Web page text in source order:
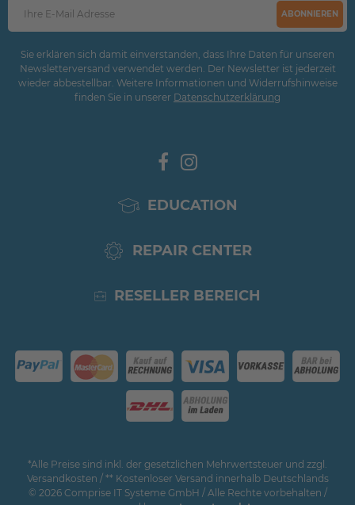
ABONNIEREN
Sie erklären sich damit einverstanden, dass Ihre Daten für unseren
Newsletterversand verwendet werden. Der Newsletter ist jederzeit
wieder abbestellbar. Weitere Informationen und Widerrufshinweise
finden Sie in unserer Daten­schutz­erklärung
EDUCATION
REPAIR CENTER
RESELLER BEREICH
*Alle Preise sind inkl. der gesetzlichen Mehrwertsteuer und zzgl.
Versandkosten / ** Kostenloser Versand innerhalb Deutschlands
© 2026 Comprise IT Systeme GmbH / Alle Rechte vorbehalten /